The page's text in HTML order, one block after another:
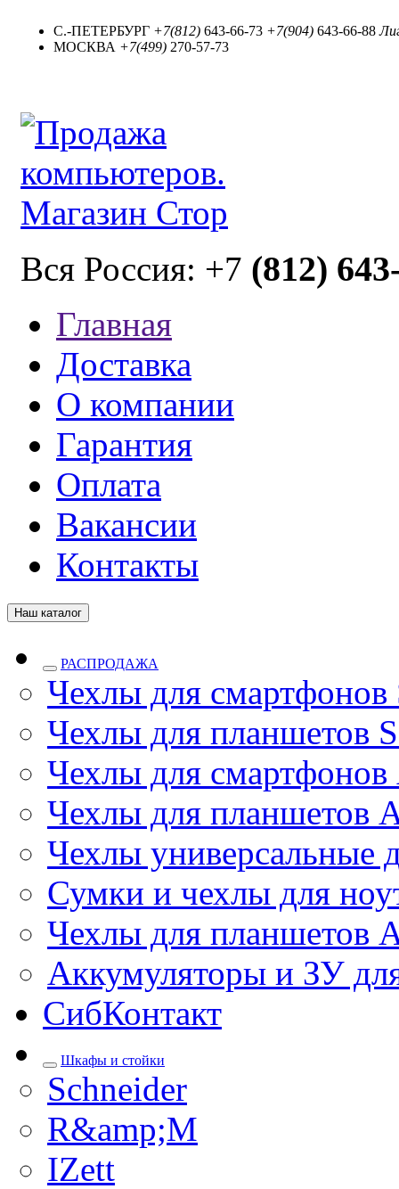
С.-ПЕТЕРБУРГ +7(812) 643-66-73 +7(904) 643-66-88
МОСКВА +7(499) 270-57-73
Вся Россия: +7 (812)
Главная
Доставка
О компании
Гарантия
Оплата
Вакансии
Контакты
Наш каталог
РАСПРОДАЖА
Чехлы для смартфонов
Чехлы для планшетов
Чехлы для
Чехлы для планшетов
Чехлы универсальные
Сумки и чехлы для
Чехлы для планшетов
Аккумуляторы и ЗУ
СибКонтакт
Шкафы и стойки
Schneider
R&amp;M
IZett